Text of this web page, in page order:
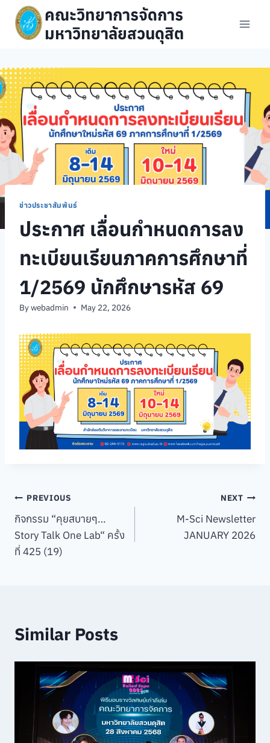
Skip
content
คณะวิทยาการจัดการ
มหาวิทยาลัยสวนดุสิต
ข่าวประชาสัมพันธ์
ประกาศ เลื่อนกำหนดการลง
ทะเบียนเรียนภาคการศึกษาที่
1/2569 นักศึกษารหัส 69
Bywebadmin May 22, 2026
Post
navigation
PREVIOUS
กิจกรรม “คุยสบายๆ…
Story Talk One Lab“ ครั้ง
ที่ 425 (19)
NEXT
M-Sci Newsletter
JANUARY 2026
Similar Posts